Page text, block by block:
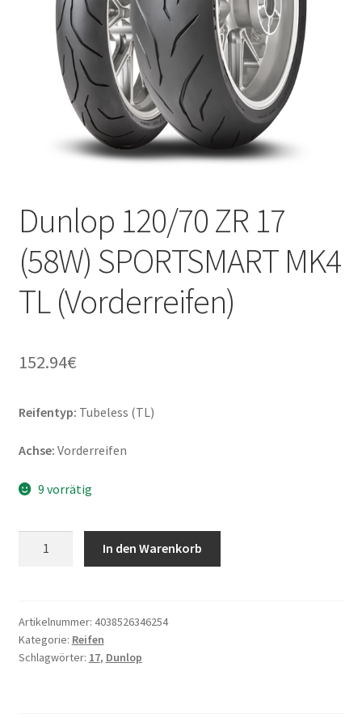
Dunlop 120/70 ZR 17
(58W) SPORTSMART MK4
TL (Vorderreifen)
152.94€
Reifentyp: Tubeless (TL)
Achse: Vorderreifen
9 vorrätig
(58W)
SPORTSMART
MK4
In den Warenkorb
Artikelnummer: 4038526346254
Kategorie: Reifen
Schlagwörter: 17, Dunlop